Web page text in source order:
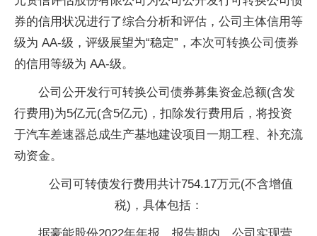
券的信用状况进行了综合分析和评估，公司主体信用等
级为 AA-级，评级展望为“稳定”，本次可转换公司债券
的信用等级为 AA-级。
公司公开发行可转换公司债券募集资金总额(含发
行费用)为5亿元(含5亿元)，扣除发行费用后，将投资
于汽车差速器总成生产基地建设项目一期工程、补充流
动资金。
公司可转债发行费用共计754.17万元(不含增值
税)，具体包括：